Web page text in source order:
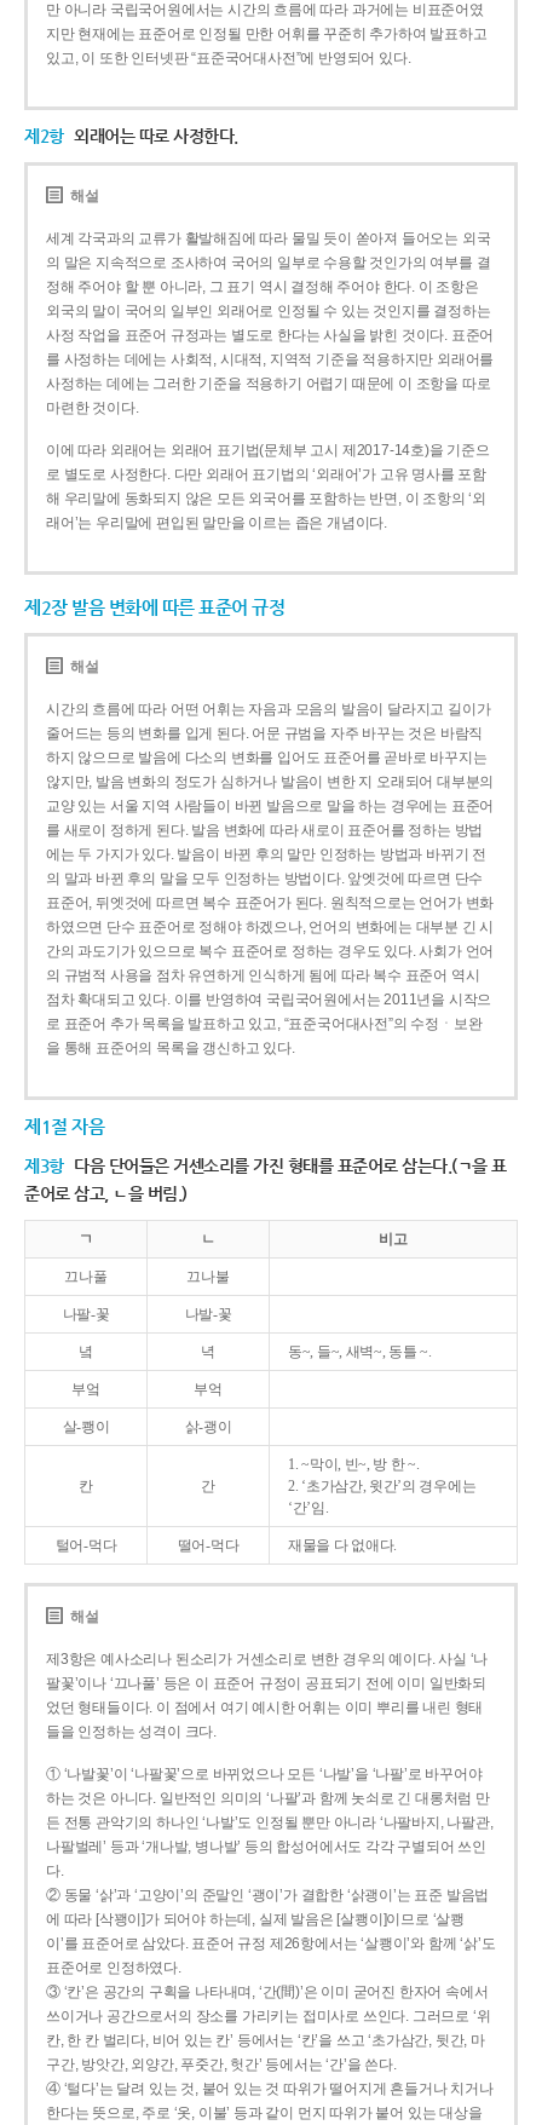
만 아니라 국립국어원에서는 시간의 흐름에 따라 과거에는 비표준어였
지만 현재에는 표준어로 인정될 만한 어휘를 꾸준히 추가하여 발표하고
있고, 이 또한 인터넷판 “표준국어대사전”에 반영되어 있다.
제2항 외래어는 따로 사정한다.
해설
세계 각국과의 교류가 활발해짐에 따라 물밀 듯이 쏟아져 들어오는 외국
의 말은 지속적으로 조사하여 국어의 일부로 수용할 것인가의 여부를 결
정해 주어야 할 뿐 아니라, 그 표기 역시 결정해 주어야 한다. 이 조항은
외국의 말이 국어의 일부인 외래어로 인정될 수 있는 것인지를 결정하는
사정 작업을 표준어 규정과는 별도로 한다는 사실을 밝힌 것이다. 표준어
를 사정하는 데에는 사회적, 시대적, 지역적 기준을 적용하지만 외래어를
사정하는 데에는 그러한 기준을 적용하기 어렵기 때문에 이 조항을 따로
마련한 것이다.
이에 따라 외래어는 외래어 표기법(문체부 고시 제2017-14호)을 기준으
로 별도로 사정한다. 다만 외래어 표기법의 ‘외래어’가 고유 명사를 포함
해 우리말에 동화되지 않은 모든 외국어를 포함하는 반면, 이 조항의 ‘외
래어’는 우리말에 편입된 말만을 이르는 좁은 개념이다.
제2장 발음 변화에 따른 표준어 규정
해설
시간의 흐름에 따라 어떤 어휘는 자음과 모음의 발음이 달라지고 길이가
줄어드는 등의 변화를 입게 된다. 어문 규범을 자주 바꾸는 것은 바람직
하지 않으므로 발음에 다소의 변화를 입어도 표준어를 곧바로 바꾸지는
않지만, 발음 변화의 정도가 심하거나 발음이 변한 지 오래되어 대부분의
교양 있는 서울 지역 사람들이 바뀐 발음으로 말을 하는 경우에는 표준어
를 새로이 정하게 된다. 발음 변화에 따라 새로이 표준어를 정하는 방법
에는 두 가지가 있다. 발음이 바뀐 후의 말만 인정하는 방법과 바뀌기 전
의 말과 바뀐 후의 말을 모두 인정하는 방법이다. 앞엣것에 따르면 단수
표준어, 뒤엣것에 따르면 복수 표준어가 된다. 원칙적으로는 언어가 변화
하였으면 단수 표준어로 정해야 하겠으나, 언어의 변화에는 대부분 긴 시
간의 과도기가 있으므로 복수 표준어로 정하는 경우도 있다. 사회가 언어
의 규범적 사용을 점차 유연하게 인식하게 됨에 따라 복수 표준어 역시
점차 확대되고 있다. 이를 반영하여 국립국어원에서는 2011년을 시작으
로 표준어 추가 목록을 발표하고 있고, “표준국어대사전”의 수정ㆍ보완
을 통해 표준어의 목록을 갱신하고 있다.
제1절 자음
제3항 다음 단어들은 거센소리를 가진 형태를 표준어로 삼는다.(ㄱ을 표
준어로 삼고, ㄴ을 버림.)
ㄱ ㄴ 비고
끄나풀 끄나불
나팔-꽃 나발-꽃
녘 녁 동~, 들~, 새벽~, 동틀 ~.
부엌 부억
살-쾡이 삵-괭이
칸 간
1. ~막이, 빈~, 방 한 ~.
2. ‘초가삼간, 윗간’의 경우에는
‘간’임.
털어-먹다 떨어-먹다 재물을 다 없애다.
해설
제3항은 예사소리나 된소리가 거센소리로 변한 경우의 예이다. 사실 ‘나
팔꽃’이나 ‘끄나풀’ 등은 이 표준어 규정이 공표되기 전에 이미 일반화되
었던 형태들이다. 이 점에서 여기 예시한 어휘는 이미 뿌리를 내린 형태
들을 인정하는 성격이 크다.
① ‘나발꽃’이 ‘나팔꽃’으로 바뀌었으나 모든 ‘나발’을 ‘나팔’로 바꾸어야
하는 것은 아니다. 일반적인 의미의 ‘나팔’과 함께 놋쇠로 긴 대롱처럼 만
든 전통 관악기의 하나인 ‘나발’도 인정될 뿐만 아니라 ‘나팔바지, 나팔관,
나팔벌레’ 등과 ‘개나발, 병나발’ 등의 합성어에서도 각각 구별되어 쓰인
다.
② 동물 ‘삵’과 ‘고양이’의 준말인 ‘괭이’가 결합한 ‘삵괭이’는 표준 발음법
에 따라 [삭꽹이]가 되어야 하는데, 실제 발음은 [살쾡이]이므로 ‘살쾡
이’를 표준어로 삼았다. 표준어 규정 제26항에서는 ‘살쾡이’와 함께 ‘삵’도
표준어로 인정하였다.
③ ‘칸’은 공간의 구획을 나타내며, ‘간(間)’은 이미 굳어진 한자어 속에서
쓰이거나 공간으로서의 장소를 가리키는 접미사로 쓰인다. 그러므로 ‘위
칸, 한 칸 벌리다, 비어 있는 칸’ 등에서는 ‘칸’을 쓰고 ‘초가삼간, 뒷간, 마
구간, 방앗간, 외양간, 푸줏간, 헛간’ 등에서는 ‘간’을 쓴다.
④ ‘털다’는 달려 있는 것, 붙어 있는 것 따위가 떨어지게 흔들거나 치거나
한다는 뜻으로, 주로 ‘옷, 이불’ 등과 같이 먼지 따위가 붙어 있는 대상을